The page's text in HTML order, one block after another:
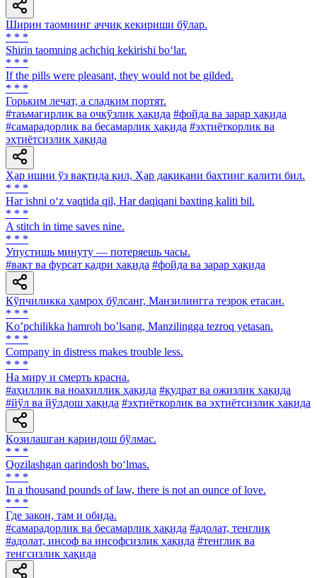
Ширин таомнинг аччиқ кекириши бўлар.
* * *
Shirin taomning achchiq kekirishi bo‘lar.
* * *
If the pills were pleasant, they would not be gilded.
* * *
Горьким лечат, а сладким портят.
#таъмагирлик ва очкўзлик ҳақида #фойда ва зарар ҳақида
#самарадорлик ва бесамарлик ҳақида #эҳтиёткорлик ва
эҳтиётсизлик ҳақида
Ҳар ишни ўз вақтида қил, Ҳар дақиқани бахтинг калити бил.
* * *
Har ishni o‘z vaqtida qil, Har daqiqani baxting kaliti bil.
* * *
A stitch in time saves nine.
* * *
Упустишь минуту — потеряешь часы.
#вақт ва фурсат қадри ҳақида #фойда ва зарар ҳақида
Кўпчиликка ҳамроҳ бўлсанг, Манзилингга тезроқ етасан.
* * *
Koʼpchilikka hamroh boʼlsang, Manzilingga tezroq yetasan.
* * *
Company in distress makes trouble less.
* * *
Ha миру и смерть красна.
#аҳиллик ва ноаҳиллик ҳақида #қудрат ва ожизлик ҳақида
#йўл ва йўлдош ҳақида #эҳтиёткорлик ва эҳтиётсизлик ҳақида
Қозилашган қариндош бўлмас.
* * *
Qozilashgan qarindosh bo‘lmas.
* * *
In a thousand pounds of law, there is not an ounce of love.
* * *
Где закон, там и обида.
#самарадорлик ва бесамарлик ҳақида #адолат, тенглик
#адолат, инсоф ва инсофсизлик ҳақида #тенглик ва
тенгсизлик ҳақида